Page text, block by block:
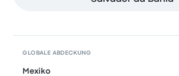
GLOBALE ABDECKUNG
Mexiko